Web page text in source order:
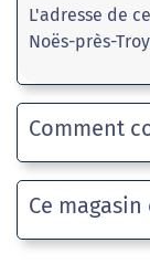
L'adresse de
Noës-près-
Comment
Ce